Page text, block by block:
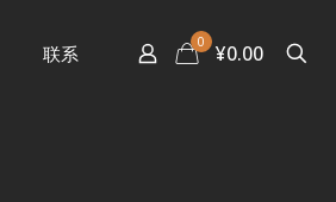
联系
0 ¥0.00